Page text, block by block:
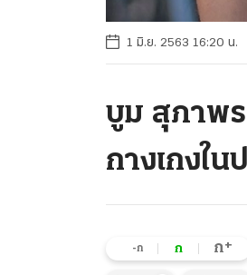
1 มิ.ย. 2563 16:20 น.
บูม สุภาพ
กางเกงใน
-ก ก ก+